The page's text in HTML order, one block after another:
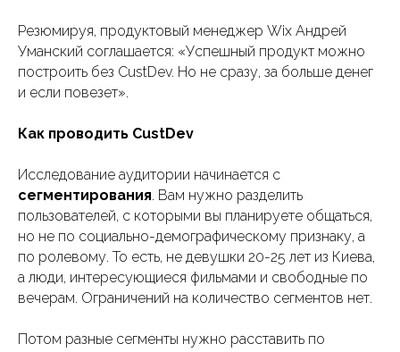
Резюмируя, продуктовый менеджер Wix Андрей
Уманский соглашается: «Успешный продукт можно
построить без CustDev. Но не сразу, за больше денег
и если повезет».
Как проводить CustDev
Исследование аудитории начинается с
сегментирования. Вам нужно разделить
пользователей, с которыми вы планируете общаться,
но не по социально-демографическому признаку, а
по ролевому. То есть, не девушки 20-25 лет из Киева,
а люди, интересующиеся фильмами и свободные по
вечерам. Ограничений на количество сегментов нет.
Потом разные сегменты нужно расставить по